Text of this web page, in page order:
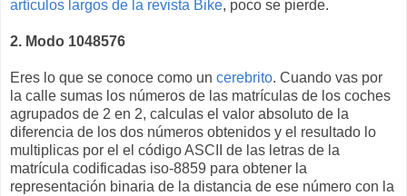
artículos largos de la revista Bike, poco se pierde.
2. Modo 1048576
Eres lo que se conoce como un cerebrito. Cuando vas por
la calle sumas los números de las matrículas de los coches
agrupados de 2 en 2, calculas el valor absoluto de la
diferencia de los dos números obtenidos y el resultado lo
multiplicas por el el código ASCII de las letras de la
matrícula codificadas iso-8859 para obtener la
representación binaria de la distancia de ese número con la